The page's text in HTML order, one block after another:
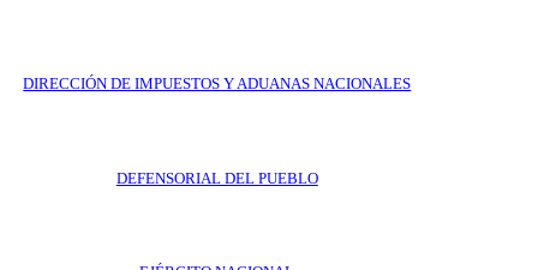
DIRECCIÓN DE IMPUESTOS Y ADUANAS NACIONALES
DEFENSORIAL DEL PUEBLO